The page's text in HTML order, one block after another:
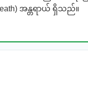
အန္တရာယ် ရှိသည်။